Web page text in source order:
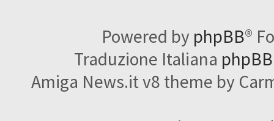
Powered by phpBB®
Traduzione Italiana
Amiga News.it v8 theme by